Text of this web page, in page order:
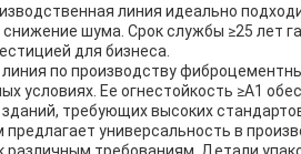
линия идеально
шума. Срок службы ≥25 лет
для бизнеса.
по производству
условиях. Ее огнестойкость ≥A1
требующих высоких
универсальность в
требованиям. Детали